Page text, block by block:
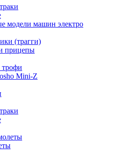
модели машин электро
(трагги)
прицепы
трофи
Mini-Z